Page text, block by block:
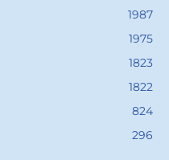
1987
1975
1823
1822
824
296